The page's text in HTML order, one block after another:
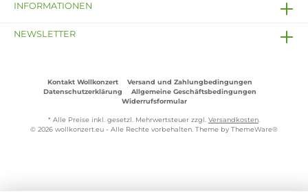
INFORMATIONEN
NEWSLETTER
Kontakt Wollkonzert
Versand und Zahlungbedingungen
Datenschutzerklärung
Allgemeine Geschäftsbedingungen
Widerrufsformular
* Alle Preise inkl. gesetzl. Mehrwertsteuer zzgl. Versandkosten
© 2026 wollkonzert.eu - Alle Rechte vorbehalten. Theme by ThemeWare®